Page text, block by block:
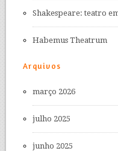
Shakespeare: teatro
Habemus Theatrum
Arquivos
março 2026
julho 2025
junho 2025